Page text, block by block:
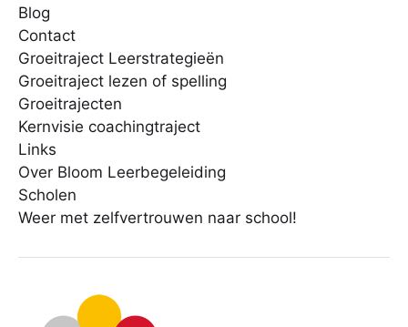
Blog
Contact
Groeitraject Leerstrategieën
Groeitraject lezen of spelling
Groeitrajecten
Kernvisie coachingtraject
Links
Over Bloom Leerbegeleiding
Scholen
Weer met zelfvertrouwen naar school!